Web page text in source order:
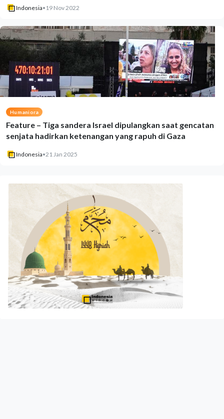
Indonesia• 19 Nov 2022
Humaniora
Feature – Tiga sandera Israel dipulangkan saat gencatan
senjata hadirkan ketenangan yang rapuh di Gaza
Indonesia•21 Jan 2025